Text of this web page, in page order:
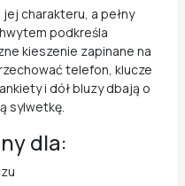
charakteru, a pełny
podkreśla
kieszenie zapinane na
telefon, klucze
i dół bluzy dbają o
sylwetkę.
dla: